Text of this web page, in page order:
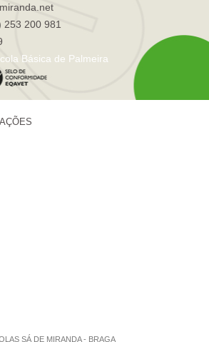
253 200 981
Básica de Palmeira
SÁ DE MIRANDA - BRAGA